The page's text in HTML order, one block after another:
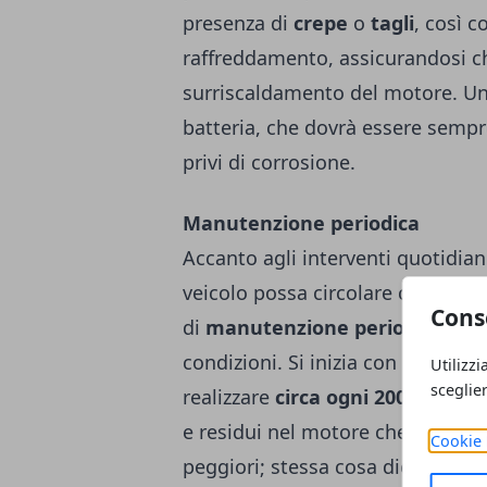
Cookie
presenza di crepe o tagli, così
raffreddamento, assicurandosi
surriscaldamento del motore.
batteria, che dovrà essere
privi di corrosione.
Manutenzione periodica
Accanto agli interventi
veicolo possa circolare
di manutenzione periodicache
condizioni. Si inizia con la
realizzare circa ogni 200 ore di
e residui nel motore che
peggiori; stessa cosa dicasi